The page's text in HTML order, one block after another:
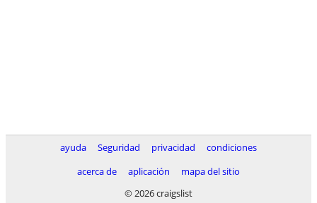
ayuda Seguridad privacidad
condiciones
acerca de
aplicación
mapa del sitio
© 2026 craigslist